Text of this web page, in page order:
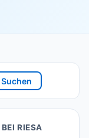
Suchen
RIESA